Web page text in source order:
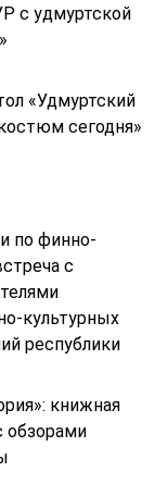
с удмуртской
«Удмуртский
сегодня»
по финно-
с
культурных
республики
книжная
обзорами